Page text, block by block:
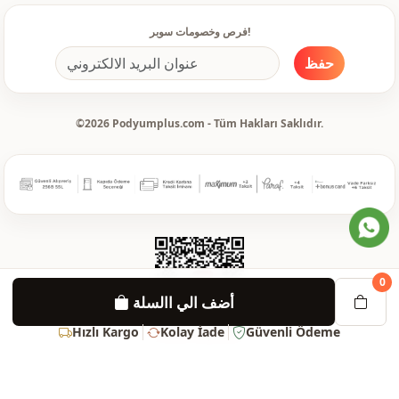
أضف الي االسلة
0
Hızlı Kargo Kolay İade Güvenli Ödeme
فرص وخصومات سوبر!
حفظ
©2026 Podyumplus.com - Tüm Hakları Saklıdır.